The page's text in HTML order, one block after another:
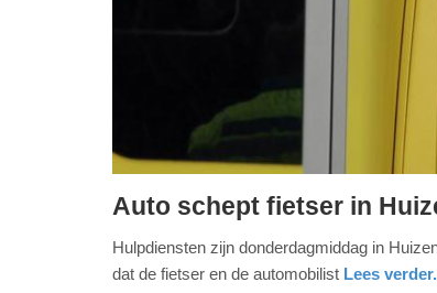
30.
april
Auto schept fietser in
Hulpdiensten zijn donderdagmiddag in
dat de fietser en de automobilist Lees